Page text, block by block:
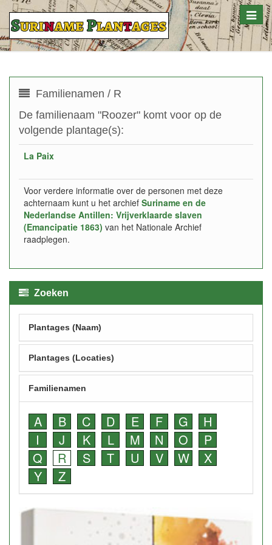
Toggle
Familienamen / R
De familienaam "Roozer" komt voor op de
volgende plantage(s):
La Paix
Voor verdere informatie over de personen met deze
achternaam kunt u het archief Suriname en de
Nederlandse Antillen: Vrijverklaarde slaven
(Emancipatie 1863) van het Nationale Archief
raadplegen.
Zoeken
Plantages (Naam)
Plantages (Locaties)
Familienamen
A B C D E F G
H
I
J K L M N O
P
Q
R S T U V W
X
Y
Z